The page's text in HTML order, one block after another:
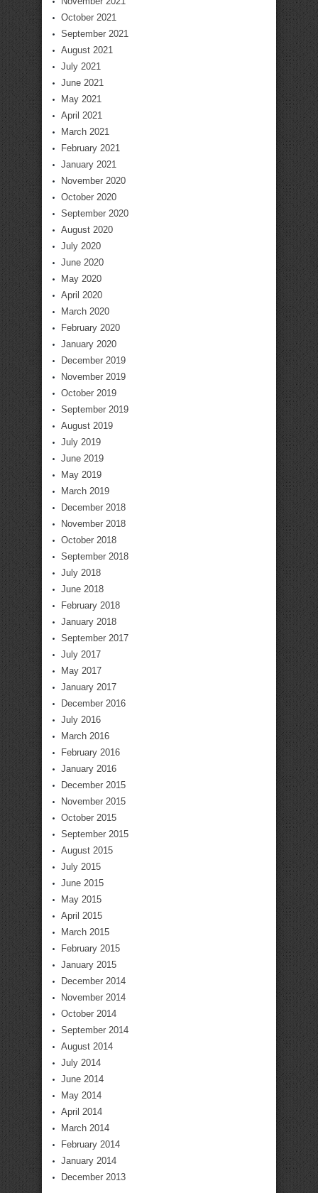
October 2021
September 2021
August 2021
July 2021
June 2021
May 2021
April 2021
March 2021
February 2021
January 2021
November 2020
October 2020
September 2020
August 2020
July 2020
June 2020
May 2020
April 2020
March 2020
February 2020
January 2020
December 2019
November 2019
October 2019
September 2019
August 2019
July 2019
June 2019
May 2019
March 2019
December 2018
November 2018
October 2018
September 2018
July 2018
June 2018
February 2018
January 2018
September 2017
July 2017
May 2017
January 2017
December 2016
July 2016
March 2016
February 2016
January 2016
December 2015
November 2015
October 2015
September 2015
August 2015
July 2015
June 2015
May 2015
April 2015
March 2015
February 2015
January 2015
December 2014
November 2014
October 2014
September 2014
August 2014
July 2014
June 2014
May 2014
April 2014
March 2014
February 2014
January 2014
December 2013